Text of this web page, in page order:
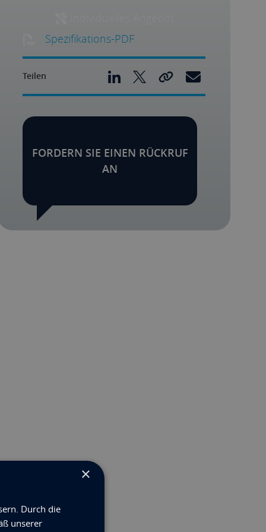
Spezifikations-PDF
Teilen
FORDERN SIE EINEN RÜCKRUF
AN
×
Durch die
unserer